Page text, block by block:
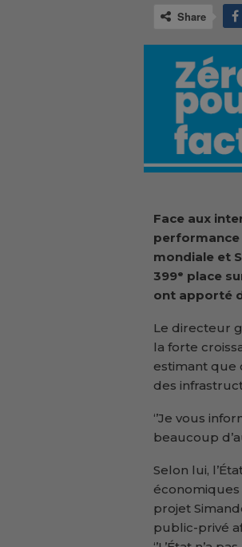
Share
Face aux
performance
mondiale et
399ᵉ place
ont apporté
Le directeur
la forte
estimant que
des
‘’Je vous
beaucoup
Selon lui,
projet
public-privé